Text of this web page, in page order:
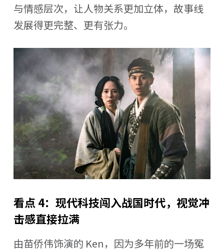
与情感层次，让人物关系更加立体，故事线
发展得更完整、更有张力。
看点 4：现代科技闯入战国时代，视觉冲
击感直接拉满
由苗侨伟饰演的 Ken，因为多年前的一场冤